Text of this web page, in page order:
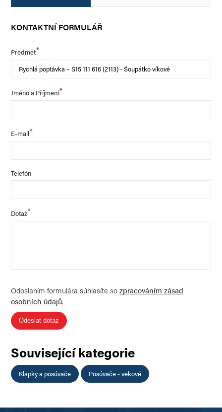
KONTAKTNÍ FORMULÁŘ
Předmět*
Jméno a Příjmení*
E-mail*
Telefón
Dotaz*
Odoslaním formulára súhlasíte sozpracováním zásad
osobních údajů.
Odeslat dotaz
Související kategorie
Klapky a posúvače Posúvače - vekové